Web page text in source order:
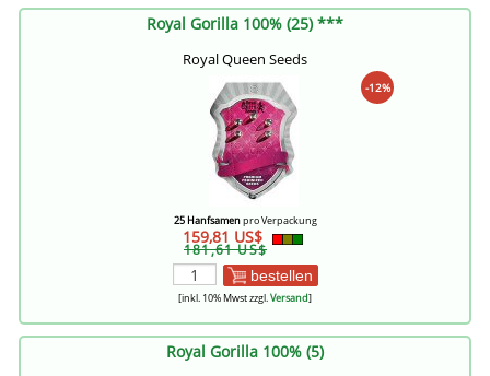
Royal Gorilla 100% (25) ***
Royal Queen Seeds
-12%
25 Hanfsamenpro Verpackung
159,81 US$
181,61 US$
bestellen
[inkl. 10% Mwst zzgl.Versand]
Royal Gorilla 100% (5)